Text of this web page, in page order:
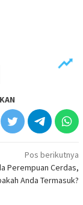
Pos berikutnya
Perempuan Cerdas,
Anda Termasuk?